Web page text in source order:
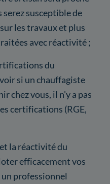
serez susceptible de
les travaux et plus
avec réactivité ;
du
si un chauffagiste
chez vous, il n'y a pas
certifications (RGE,
la réactivité du
efficacement vos
professionnel